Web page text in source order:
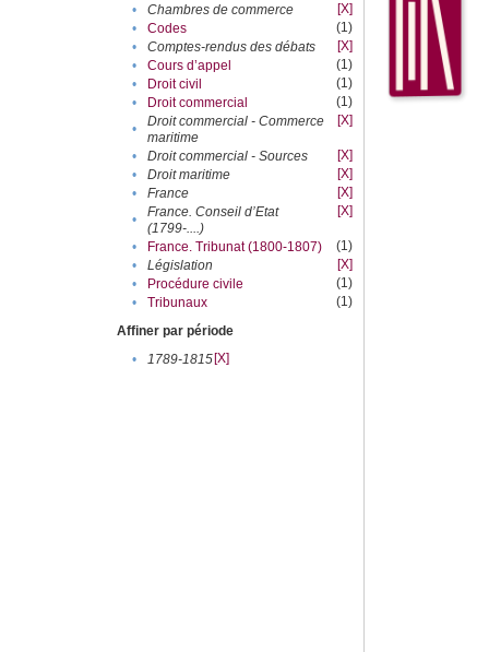
•
Chambres de commerce
[X]
•
Codes
(1)
•
Comptes-rendus des débats
[X]
•
Cours d’appel
(1)
•
Droit civil
(1)
•
Droit commercial
(1)
•
Droit commercial - Commerce
maritime
[X]
• Droit commercial - Sources
[X]
•
Droit maritime
[X]
•
France
[X]
•
France. Conseil d’Etat
(1799-....)
[X]
• France. Tribunat (1800-1807)
(1)
•
Législation
[X]
•
Procédure civile
(1)
•
Tribunaux
(1)
Affiner par période
•
1789-1815[X]